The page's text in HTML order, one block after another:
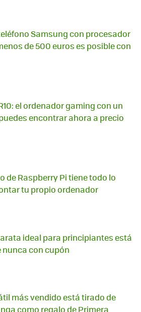
Samsung con procesador
de 500 euros es posible con
el ordenador gaming con un
encontrar ahora a precio
de Raspberry Pi tiene todo lo
tu propio ordenador
ideal para principiantes está
con cupón
más vendido está tirado de
como regalo de Primera